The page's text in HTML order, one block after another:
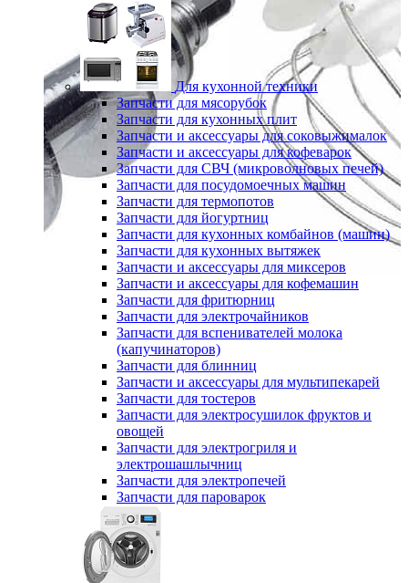
Для кухонной техники
Запчасти для мясорубок
Запчасти для кухонных плит
Запчасти и аксессуары для соковыжималок
Запчасти и аксессуары для кофеварок
Запчасти для СВЧ (микроволновых печей)
Запчасти для посудомоечных машин
Запчасти для термопотов
Запчасти для йогуртниц
Запчасти для кухонных комбайнов (машин)
Запчасти для кухонных вытяжек
Запчасти и аксессуары для миксеров
Запчасти и аксессуары для кофемашин
Запчасти для фритюрниц
Запчасти для электрочайников
Запчасти для вспенивателей молока
(капучинаторов)
Запчасти для блинниц
Запчасти и аксессуары для мультипекарей
Запчасти для тостеров
Запчасти для электросушилок фруктов и
овощей
Запчасти для электрогриля и
электрошашлычниц
Запчасти для электропечей
Запчасти для пароварок